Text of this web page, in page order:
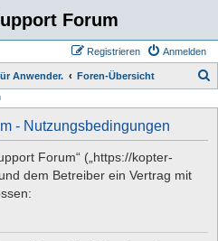
Forum
Anmelden
Registrieren
Anwender. Foren-Übersicht
- Nutzungsbedingungen
Forum“ („https://kopter-
dem Betreiber ein Vertrag mit